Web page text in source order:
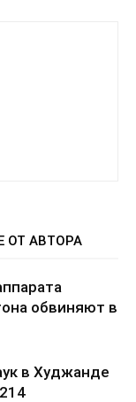
ОТ АВТОРА
обвиняют в
в Худжанде